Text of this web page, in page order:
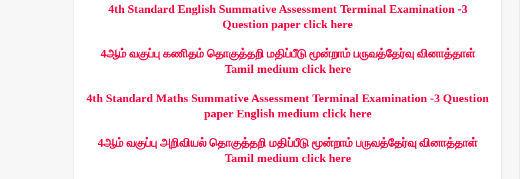
4th Standard English Summative Assessment Terminal Examination -3
Question paper click here
4ஆம் வகுப்பு கணிதம் தொகுத்தறி மதிப்பீடு மூன்றாம் பருவத்தேர்வு வினாத்தாள்
Tamil medium click here
4th Standard Maths Summative Assessment Terminal Examination -3 Question
paper English medium click here
4ஆம் வகுப்பு அறிவியல் தொகுத்தறி மதிப்பீடு மூன்றாம் பருவத்தேர்வு வினாத்தாள்
Tamil medium click here